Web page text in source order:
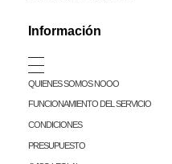
Información
QUIENES SOMOS NOOO
FUNCIONAMIENTO DEL SERVICIO
CONDICIONES
PRESUPUESTO